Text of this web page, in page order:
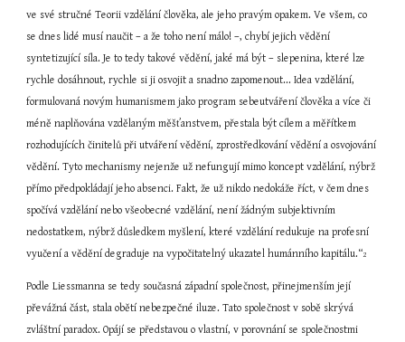
ve své stručné Teorii vzdělání člověka, ale jeho pravým opakem. Ve všem, co
se dnes lidé musí naučit – a že toho není málo! –, chybí jejich vědění
syntetizující síla. Je to tedy takové vědění, jaké má být – slepenina, které lze
rychle dosáhnout, rychle si ji osvojit a snadno zapomenout... Idea vzdělání,
formulovaná novým humanismem jako program sebeutváření člověka a více či
méně naplňována vzdělaným měšťanstvem, přestala být cílem a měřítkem
rozhodujících činitelů při utváření vědění, zprostředkování vědění a osvojování
vědění. Tyto mechanismy nejenže už nefungují mimo koncept vzdělání, nýbrž
přímo předpokládají jeho absenci. Fakt, že už nikdo nedokáže říct, v čem dnes
spočívá vzdělání nebo všeobecné vzdělání, není žádným subjektivním
nedostatkem, nýbrž důsledkem myšlení, které vzdělání redukuje na profesní
vyučení a vědění degraduje na vypočitatelný ukazatel humánního kapitálu.“2
Podle Liessmanna se tedy současná západní společnost, přinejmenším její
převážná část, stala obětí nebezpečné iluze. Tato společnost v sobě skrývá
zvláštní paradox. Opájí se představou o vlastní, v porovnání se společnostmi